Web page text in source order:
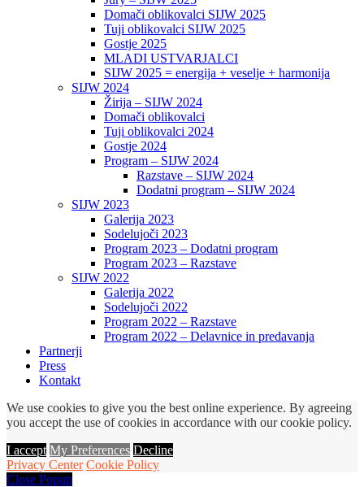
Domači oblikovalci SIJW 2025
Tuji oblikovalci SIJW 2025
Gostje 2025
MLADI USTVARJALCI
SIJW 2025 = energija + veselje + harmonija
SIJW 2024
Žirija – SIJW 2024
Domači oblikovalci
Tuji oblikovalci 2024
Gostje 2024
Program – SIJW 2024
Razstave – SIJW 2024
Dodatni program – SIJW 2024
SIJW 2023
Galerija 2023
Sodelujoči 2023
Program 2023 – Dodatni program
Program 2023 – Razstave
SIJW 2022
Galerija 2022
Sodelujoči 2022
Program 2022 – Razstave
Program 2022 – Delavnice in predavanja
Partnerji
Press
Kontakt
We use cookies to give you the best online experience. By agreeing
you accept the use of cookies in accordance with our cookie policy.
I accept My Preferences Decline
Privacy Center Cookie Policy
Close Popup